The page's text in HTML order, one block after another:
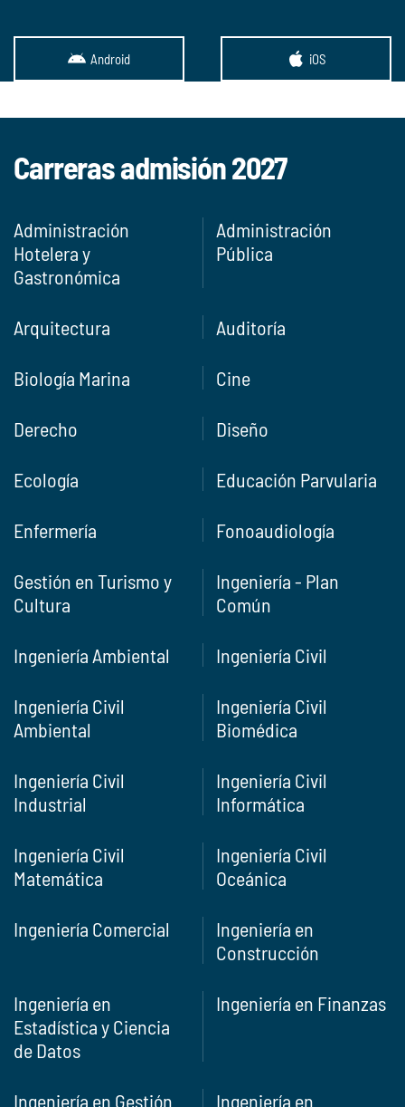
Android iOS
Carreras admisión 2027
Administración
Hotelera y
Gastronómica
Administración
Pública
Arquitectura Auditoría
Biología Marina Cine
Derecho Diseño
Ecología Educación Parvularia
Enfermería Fonoaudiología
Gestión en Turismo y
Cultura
Ingeniería - Plan
Común
Ingeniería Ambiental Ingeniería Civil
Ingeniería Civil
Ambiental
Ingeniería Civil
Biomédica
Ingeniería Civil
Industrial
Ingeniería Civil
Informática
Ingeniería Civil
Matemática
Ingeniería Civil
Oceánica
Ingeniería Comercial
Ingeniería en
Construcción
Ingeniería en
Estadística y Ciencia
de Datos
Ingeniería en Finanzas
Ingeniería en Gestión Ingeniería en